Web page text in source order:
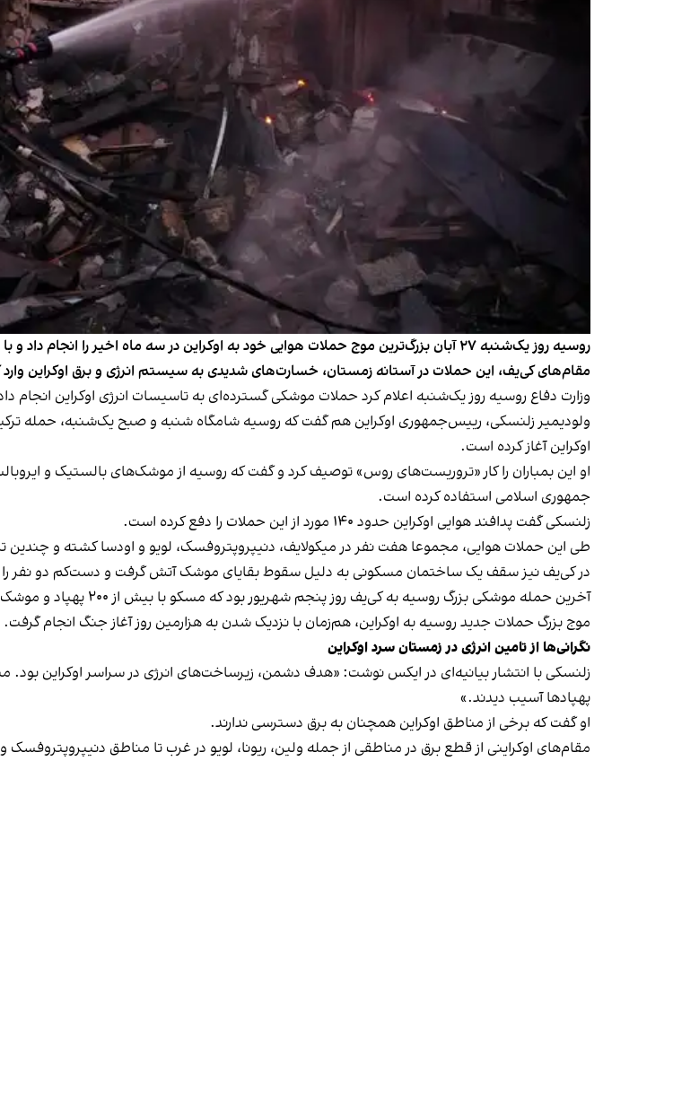
مقام‌های کی‌یف، این حملات در آستانه زمستان، خسارت‌های شدیدی به سیستم انرژی و برق اوکراین وارد
وزارت دفاع روسیه روز یک‌شنبه اعلام کرد حملات موشکی گسترده‌ای به تاسیسات انرژی اوکراین
اوکراین آغاز کرده است.
او این بمباران را کار «تروریست‌های روس» توصیف کرد و گفت که روسیه از موشک‌های بالستیک و
جمهوری اسلامی استفاده کرده است.
زلنسکی گفت پدافند هوایی اوکراین حدود ۱۴۰ مورد از این حملات را دفع کرده است.
طی این حملات هوایی، مجموعا هفت نفر در میکولایف، دنیپروپتروفسک، لویو و اودسا کشته و
در کی‌یف نیز سقف یک ساختمان مسکونی به دلیل سقوط بقایای موشک آتش گرفت و دست‌کم دو نفر
آخرین حمله موشکی بزرگ روسیه به کی‌یف روز پنجم شهریور بود که مسکو با بیش از ۲۰۰ پهپاد و موشک سراسر اوکراین را هدف قرار داد و در نتیجه آن، هفت نفر کشته شدند.
موج بزرگ حملات جدید روسیه به اوکراین، هم‌زمان با نزدیک شدن به هزارمین روز آغاز جنگ انجام گرفت.
نگرانی‌ها از تامین انرژی در زمستان سرد اوکراین
زلنسکی با انتشار بیانیه‌ای در ایکس نوشت: «هدف دشمن، زیرساخت‌های انرژی در سراسر اوکراین
پهپادها آسیب دیدند.»
او گفت که برخی از مناطق اوکراین همچنان به برق دسترسی ندارند.
مقام‌های اوکراینی از قطع برق در مناطقی از جمله ولین، ریونا، لویو در غرب تا مناطق دنیپروپتروفسک